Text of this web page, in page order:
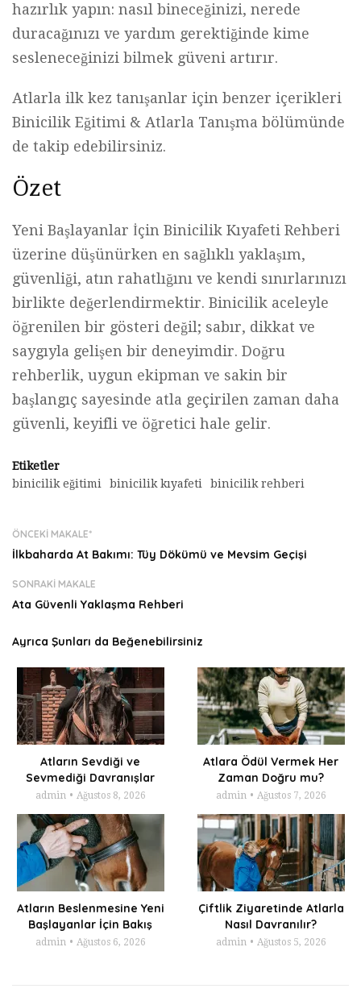
hazırlık yapın: nasıl bineceğinizi, nerede
duracağınızı ve yardım gerektiğinde kime
sesleneceğinizi bilmek güveni artırır.
Atlarla ilk kez tanışanlar için benzer içerikleri
Binicilik Eğitimi & Atlarla Tanışma bölümünde
de takip edebilirsiniz.
Özet
Yeni Başlayanlar İçin Binicilik Kıyafeti Rehberi
üzerine düşünürken en sağlıklı yaklaşım,
güvenliği, atın rahatlığını ve kendi sınırlarınızı
birlikte değerlendirmektir. Binicilik aceleyle
öğrenilen bir gösteri değil; sabır, dikkat ve
saygıyla gelişen bir deneyimdir. Doğru
rehberlik, uygun ekipman ve sakin bir
başlangıç sayesinde atla geçirilen zaman daha
güvenli, keyifli ve öğretici hale gelir.
Etiketler
binicilik eğitimi
binicilik kıyafeti binicilik rehberi
ÖNCEKI MAKALE*
İlkbaharda At Bakımı: Tüy Dökümü ve Mevsim Geçişi
SONRAKI MAKALE
Ata Güvenli Yaklaşma Rehberi
Ayrıca Şunları da Beğenebilirsiniz
Atların Sevdiği ve
Sevmediği Davranışlar
admin Ağustos 8, 2026
Atlara Ödül Vermek Her
Zaman Doğru mu?
admin Ağustos 7, 2026
Atların Beslenmesine Yeni
Başlayanlar İçin Bakış
admin Ağustos 6, 2026
Çiftlik Ziyaretinde Atlarla
Nasıl Davranılır?
admin Ağustos 5, 2026